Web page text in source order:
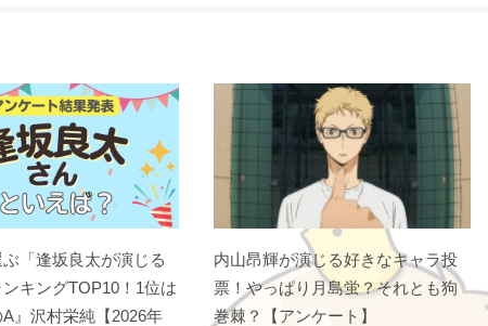
「逢坂良太が演じる
キングTOP10！1位は
A』沢村栄純【2026年
内山昂輝が演じる好きなキャラ投
票！やっぱり月島蛍？それとも狗
巻棘？【アンケート】